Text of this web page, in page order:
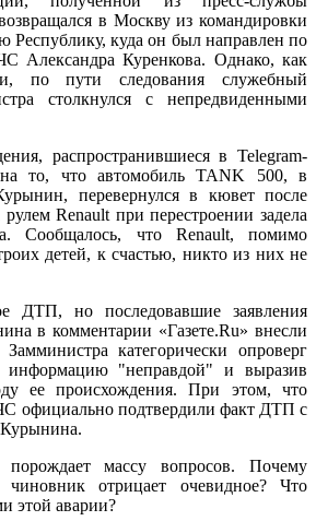
в Москву из командировки
куда он был направлен по
Александра Куренкова. Однако, как
по пути следования служебный
столкнулся с непредвиденными
распространившиеся в Telegram-
на то, что автомобиль TANK 500, в
перевернулся в кювет после
Renault при перестроении задела
Сообщалось, что Renault, помимо
детей, к счастью, никто из них не
ДТП, но последовавшие заявления
в комментарии «Газете.Ru» внесли
категорически опроверг
информацию "неправдой" и выразив
ее происхождения. При этом, что
официально подтвердили факт ДТП с
Курынина.
порождает массу вопросов. Почему
чиновник отрицает очевидное? Что
этой аварии?